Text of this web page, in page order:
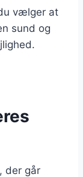
vælger at
sund og
der går